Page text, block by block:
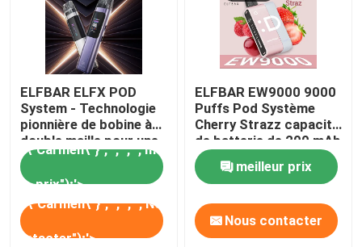
ELFBAR ELFX POD
System - Technologie
pionnière de bobine à
double maille pour une
expérience de
vapotage supérieure
prix");'>
meilleur
prix
contacter");'>
Nous
contacter
ELFBAR EW9000 9000
Puffs Pod Système
Cherry Strazz capacité
de batterie de 200 mAh
meilleur prix
Nous contacter